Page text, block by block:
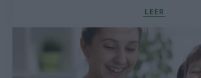
LEER